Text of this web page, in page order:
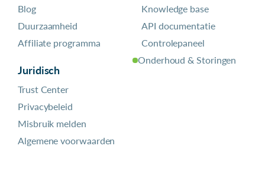
Blog
Duurzaamheid
Affiliate programma
Juridisch
Trust Center
Privacybeleid
Misbruik melden
Algemene voorwaarden
Knowledge base
API documentatie
Controlepaneel
Onderhoud & Storingen